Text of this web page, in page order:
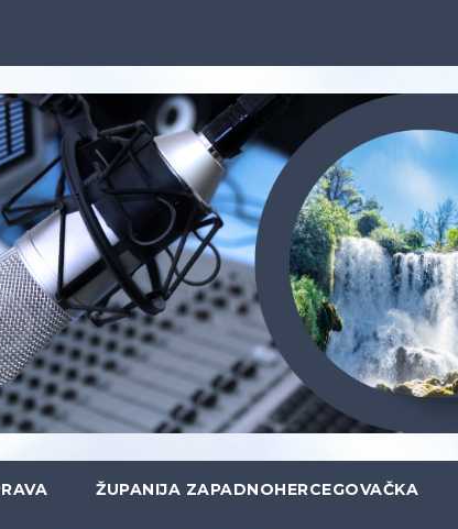
ŽUPANIJA ZAPADNOHERCEGOVAČKA